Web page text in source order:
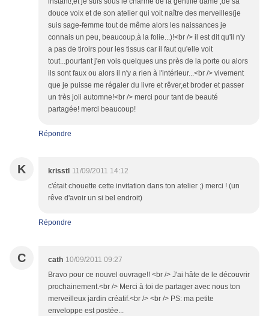
douce voix et de son atelier qui voit naître des merveilles(je
suis sage-femme tout de même alors les naissances je
connais un peu, beaucoup,à la folie...)!<br /> il est dit qu'il n'y
a pas de tiroirs pour les tissus car il faut qu'elle voit
tout...pourtant j'en vois quelques uns près de la porte ou alors
ils sont faux ou alors il n'y a rien à l'intérieur...<br /> vivement
que je puisse me régaler du livre et rêver,et broder et passer
un très joli automne!<br /> merci pour tant de beauté
partagée! merci beaucoup!
Répondre
K krisstl 11/09/2011 14:12
c'était chouette cette invitation dans ton atelier ;) merci ! (un
rêve d'avoir un si bel endroit)
Répondre
C cath 10/09/2011 09:27
Bravo pour ce nouvel ouvrage!! <br /> J'ai hâte de le découvrir
prochainement.<br /> Merci à toi de partager avec nous ton
merveilleux jardin créatif.<br /> <br /> PS: ma petite
enveloppe est postée...